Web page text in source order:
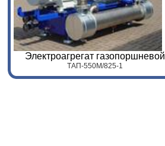
Электроагрегат газопоршневой
ТАП-550M/825-1